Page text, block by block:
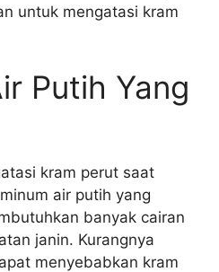
untuk mengatasi kram
Putih Yang
kram perut saat
air putih yang
banyak cairan
janin. Kurangnya
menyebabkan kram